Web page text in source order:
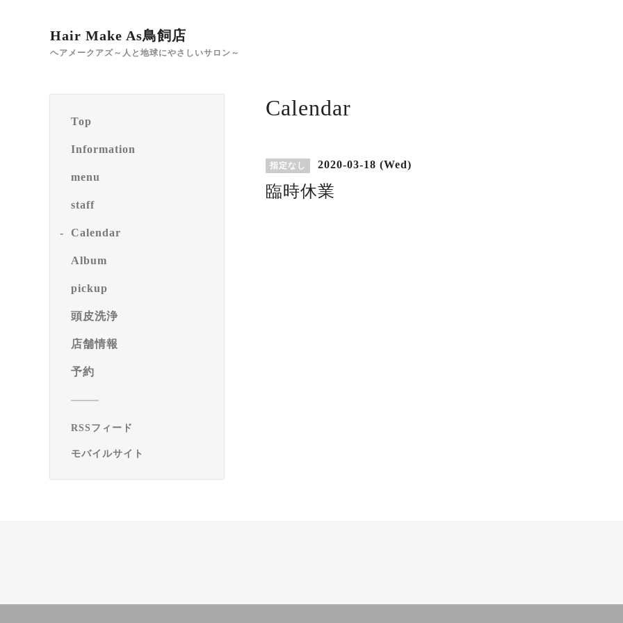
Hair Make As鳥飼店
ヘアメークアズ～人と地球にやさしいサロン～
Top
Information
menu
staff
Calendar
Album
pickup
頭皮洗浄
店舗情報
予約
RSSフィード
モバイルサイト
Calendar
指定なし 2020-03-18 (Wed)
臨時休業